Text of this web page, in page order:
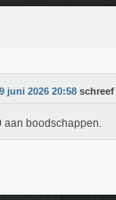
juni 2026 20:58 schreef
aan boodschappen.